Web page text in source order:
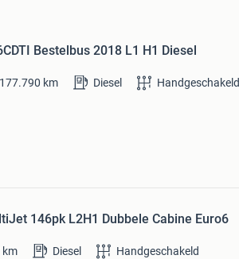
Bestelbus 2018 L1 H1 Diesel
177.790 km Diesel Handgeschakeld
146pk L2H1 Dubbele Cabine Euro6
km Diesel Handgeschakeld